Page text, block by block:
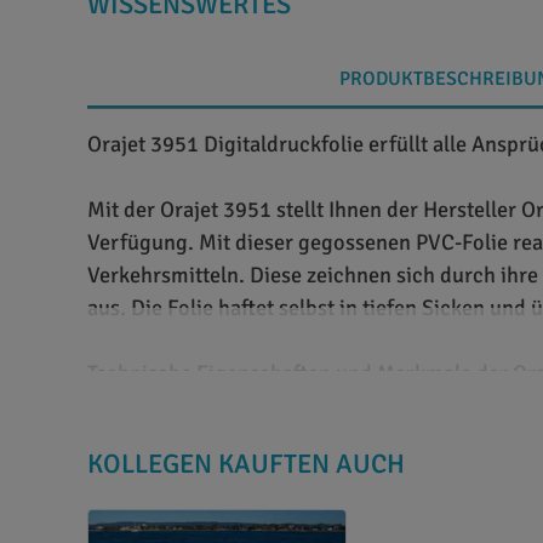
Orajet 3951 Digitaldruckfolie erfüllt alle
Mit der Orajet 3951 stellt Ihnen der Hersteller
Verfügung. Mit dieser gegossenen PVC-Folie
Verkehrsmitteln. Diese zeichnen sich durch
aus. Die Folie haftet selbst in tiefen Sicken und
entsteht. Rückseitig ist die Folie mit einem
3951 eignet sich Fahrzeugvollverklebung
werden. Hierfür verwenden Sie nach Wahl
KOLLEGEN KAUFTEN AUCH